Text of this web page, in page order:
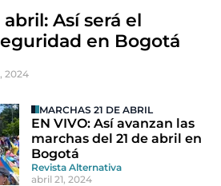
Así será el
en Bogotá
2024
MARCHAS 21 DE ABRIL
EN VIVO: Así avanzan las
marchas del 21 de abril en
Bogotá
Revista Alternativa
abril 21, 2024